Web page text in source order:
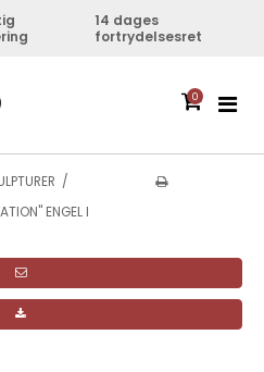
14 dages
fortrydelsesret
0
/
ENGEL I